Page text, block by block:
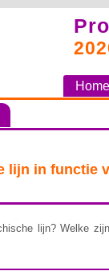
Home
lijn in functie
lijn? Welke